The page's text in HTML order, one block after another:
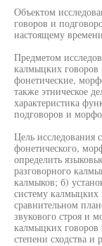
Объектом
говоров и
настоящему
Предметом
калмыцких
фонетические,
также этническое
характеристика
подговоров и
Цель исследования
фонетического,
определить
разговорного
калмыков; б)
систему калмыцких
сравнительном
звукового строя и
калмыцких говоров
степени сходства и